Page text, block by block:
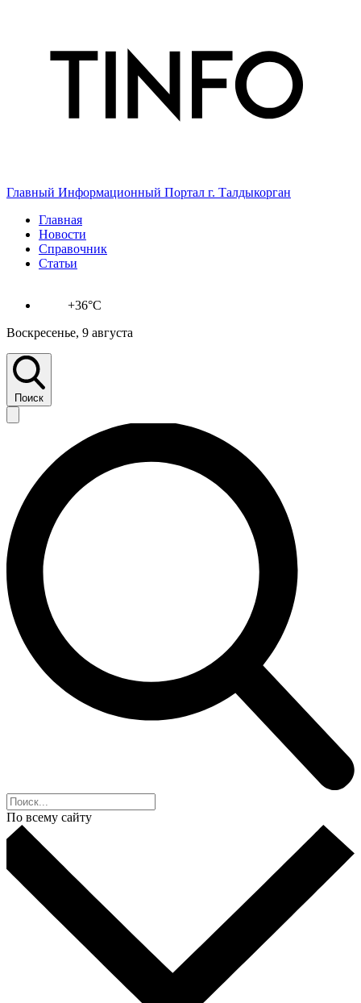
Главный Информационный Портал г. Талдыкорган
Главная
Новости
Справочник
Статьи
+36°C
Воскресенье, 9 августа
Поиск
По всему сайту